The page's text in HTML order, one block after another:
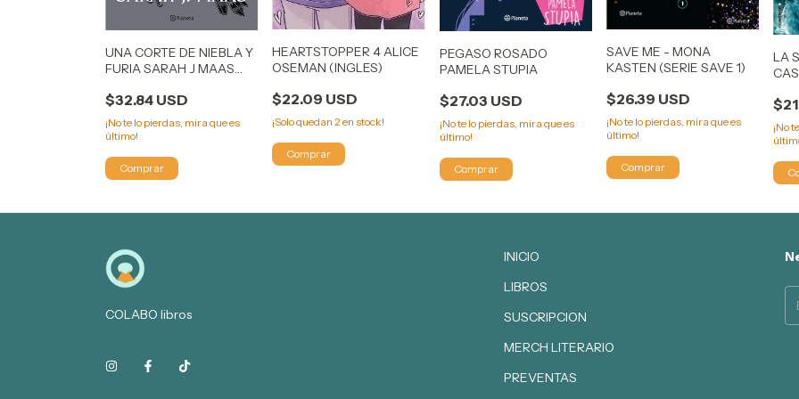
UNA CORTE DE NIEBLA Y
FURIA SARAH J MAAS
$32.84 USD
¡No te lo pierdas, mira que es
último!
HEARTSTOPPER 4 ALICE
OSEMAN (INGLES)
$22.09 USD
¡Solo quedan2 en stock!
PEGASO ROSADO
PAMELA STUPIA
$27.03 USD
¡No te lo pierdas, mira que es
último!
SAVE ME - MONA
KASTEN (SERIE SAVE 1)
$26.39 USD
¡No te lo pierdas, mira que es
último!
LA
¡No
COLABO libros
INICIO
LIBROS
SUSCRIPCION
MERCH LITERARIO
PREVENTAS